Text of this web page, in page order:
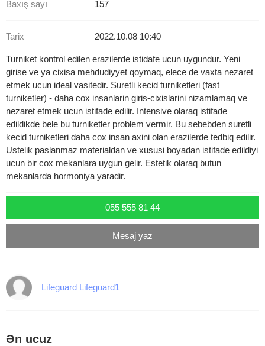
Baxış sayı 157
Tarix 2022.10.08 10:40
Turniket kontrol edilen erazilerde istidafe ucun uygundur. Yeni
girise ve ya cixisa mehdudiyyet qoymaq, elece de vaxta nezaret
etmek ucun ideal vasitedir. Suretli kecid turniketleri (fast
turniketler) - daha cox insanlarin giris-cixislarini nizamlamaq ve
nezaret etmek ucun istifade edilir. Intensive olaraq istifade
edildikde bele bu turniketler problem vermir. Bu sebebden suretli
kecid turniketleri daha cox insan axini olan erazilerde tedbiq edilir.
Ustelik paslanmaz materialdan ve xususi boyadan istifade edildiyi
ucun bir cox mekanlara uygun gelir. Estetik olaraq butun
mekanlarda hormoniya yaradir.
055 555 81 44
Mesaj yaz
Lifeguard Lifeguard1
Ən ucuz